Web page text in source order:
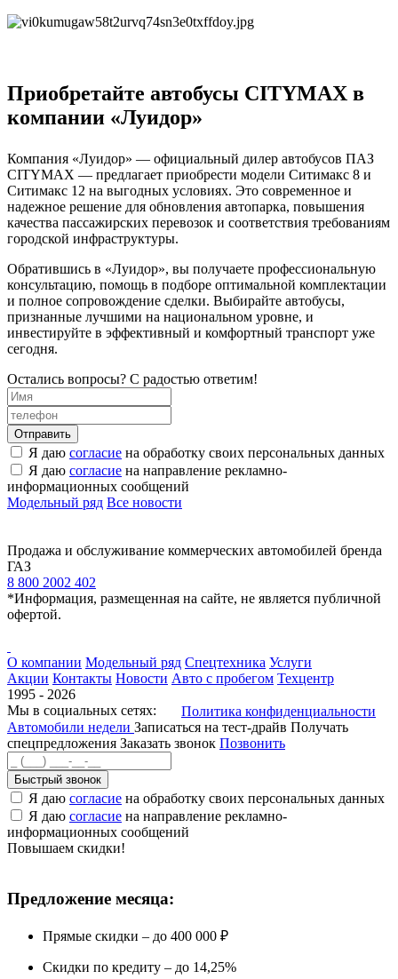
Приобретайте автобусы CITYMAX в
компании «Луидор»
Компания «Луидор» — официальный дилер автобусов ПАЗ
CITYMAX — предлагает приобрести модели Ситимакс 8 и
Ситимакс 12 на выгодных условиях. Это современное и
надежное решение для обновления автопарка, повышения
качества пассажирских перевозок и соответствия требованиям
городской инфраструктуры.
Обратившись в «Луидор», вы получаете профессиональную
консультацию, помощь в подборе оптимальной комплектации
и полное сопровождение сделки. Выбирайте автобусы,
признанные лучшими на национальном уровне, и
инвестируйте в эффективный и комфортный транспорт уже
сегодня.
Остались вопросы? С радостью ответим!
Я даю согласие на обработку своих персональных данных
Я даю согласие на направление рекламно-
информационных сообщений
Модельный ряд Все новости
Продажа и обслуживание коммерческих автомобилей бренда
ГАЗ
8 800 2002 402
*Информация, размещенная на сайте, не является публичной
офертой.
О компании Модельный ряд Спецтехника Услуги
Акции Контакты Новости Авто с пробегом Техцентр
1995 - 2026
Мы в социальных сетях:
Политика конфиденциальности
Автомобили недели Записаться на тест-драйв Получать
спецпредложения Заказать звонок Позвонить
Быстрый звонок
Я даю согласие на обработку своих персональных данных
Я даю согласие на направление рекламно-
информационных сообщений
Повышаем скидки!
Предложение месяца:
Прямые скидки – до 400 000 ₽
Скидки по кредиту – до 14,25%